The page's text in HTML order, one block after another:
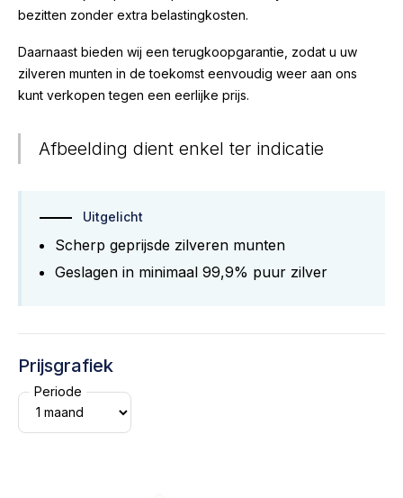
bezitten zonder extra belastingkosten.
Daarnaast bieden wij een terugkoopgarantie, zodat u uw
zilveren munten in de toekomst eenvoudig weer aan ons
kunt verkopen tegen een eerlijke prijs.
Afbeelding dient enkel ter indicatie
Uitgelicht
Scherp geprijsde zilveren munten
Geslagen in minimaal 99,9% puur zilver
Prijsgrafiek
Periode